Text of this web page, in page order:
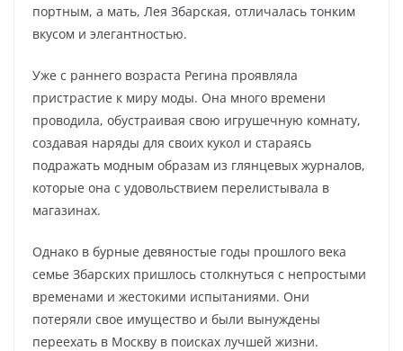
портным, а мать, Лея Збарская, отличалась тонким
вкусом и элегантностью.
Уже с раннего возраста Регина проявляла
пристрастие к миру моды. Она много времени
проводила, обустраивая свою игрушечную комнату,
создавая наряды для своих кукол и стараясь
подражать модным образам из глянцевых журналов,
которые она с удовольствием перелистывала в
магазинах.
Однако в бурные девяностые годы прошлого века
семье Збарских пришлось столкнуться с непростыми
временами и жестокими испытаниями. Они
потеряли свое имущество и были вынуждены
переехать в Москву в поисках лучшей жизни.